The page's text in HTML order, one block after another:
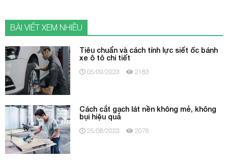
BÀI VIẾT XEM NHIỀU
Tiêu chuẩn và cách tính lực siết ốc bánh
xe ô tô chi tiết
05/09/2023 2183
Cách cắt gạch lát nền không mẻ, không
bụi hiệu quả
25/08/2023 2076